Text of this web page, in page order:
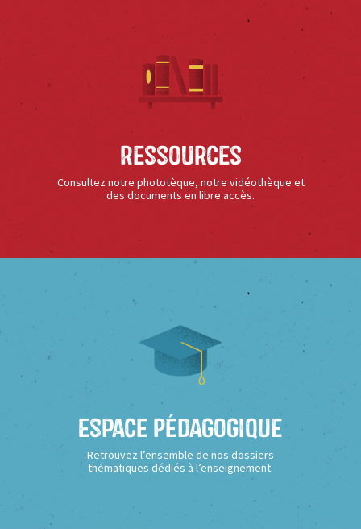
Ressources
Consultez notre phototèque, notre vidéothèque et
des documents en libre accès.
Espace Pédagogique
Retrouvez l’ensemble de nos dossiers
thématiques dédiés à l’enseignement.